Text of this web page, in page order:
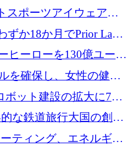
るために 300 万ユーロ
ズ
スポーツアイウェアの
ーロを調達
ずか18か月でPrior Labs
約で買収
ヒーローを130億ユーロ
にまたがるプラットフ
を確保し、女性の健康
ラボを開設
ボット建設の拡大に740
な鉄道旅行大国の創設
を買収
ティング、エネルギー